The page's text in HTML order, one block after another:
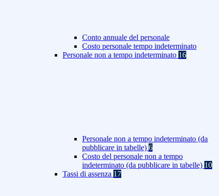
Conto annuale del personale
Costo personale tempo indeterminato
Personale non a tempo indeterminato 16
Personale non a tempo indeterminato (da
pubblicare in tabelle) 6
Costo del personale non a tempo
indeterminato (da pubblicare in tabelle) 10
Tassi di assenza 17